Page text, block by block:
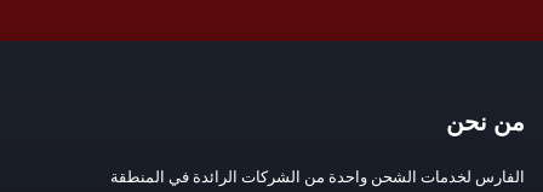
من نحن
الفارس لخدمات الشحن واحدة من الشركات الرائدة في المنطقة